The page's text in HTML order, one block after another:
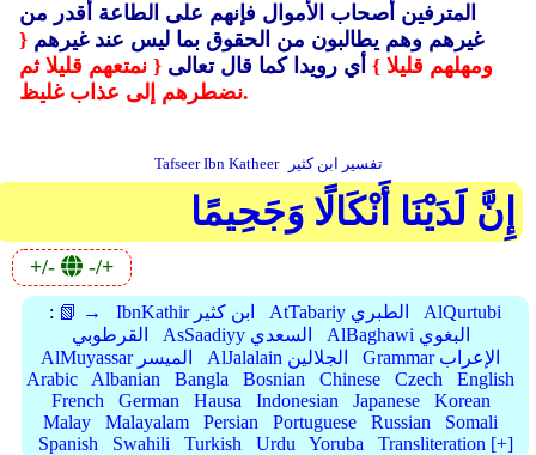
المترفين أصحاب الأموال فإنهم على الطاعة أقدر من
غيرهم وهم يطالبون من الحقوق بما ليس عند غيرهم {
ومهلهم قليلا } أي رويدا كما قال تعالى { نمتعهم قليلا ثم
نضطرهم إلى عذاب غليظ.
Tafseer Ibn Katheer تفسير ابن كثير
إِنَّ لَدَيْنَا أَنْكَالًا وَجَحِيمًا
+/- -/+
: 📗 → IbnKathir ابن كثير AtTabariy الطبري
AlQurtubi
القرطوبي
AsSaadiyy السعدي
AlBaghawi البغوي
AlMuyassar الميسر
AlJalalain الجلالين
Grammar الإعراب
Arabic
Albanian Bangla Bosnian Chinese Czech
English
French
German Hausa Indonesian Japanese
Korean
Malay
Malayalam Persian Portuguese Russian
Somali
Spanish
Swahili Turkish Urdu Yoruba Transliteration [+]